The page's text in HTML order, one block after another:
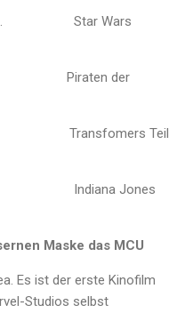
Mill. Star Wars
Piraten der
Transfomers Teil
Indiana Jones
Maske das MCU
Es ist der erste Kinofilm
Studios selbst